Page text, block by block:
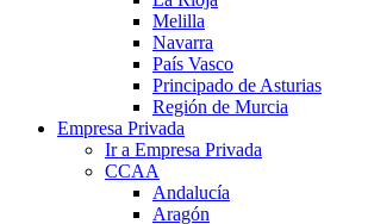
Melilla
Navarra
País Vasco
Principado de Asturias
Región de Murcia
Empresa Privada
Ir a Empresa Privada
CCAA
Andalucía
Aragón